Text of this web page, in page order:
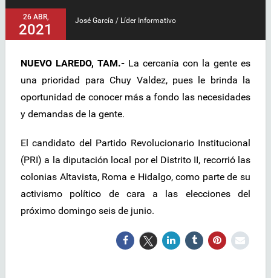
26 ABR,
2021
José García / Líder Informativo
NUEVO LAREDO, TAM.- La cercanía con la gente es
una prioridad para Chuy Valdez, pues le brinda la
oportunidad de conocer más a fondo las necesidades
y demandas de la gente.
El candidato del Partido Revolucionario Institucional
(PRI) a la diputación local por el Distrito II, recorrió las
colonias Altavista, Roma e Hidalgo, como parte de su
activismo político de cara a las elecciones del
próximo domingo seis de junio.